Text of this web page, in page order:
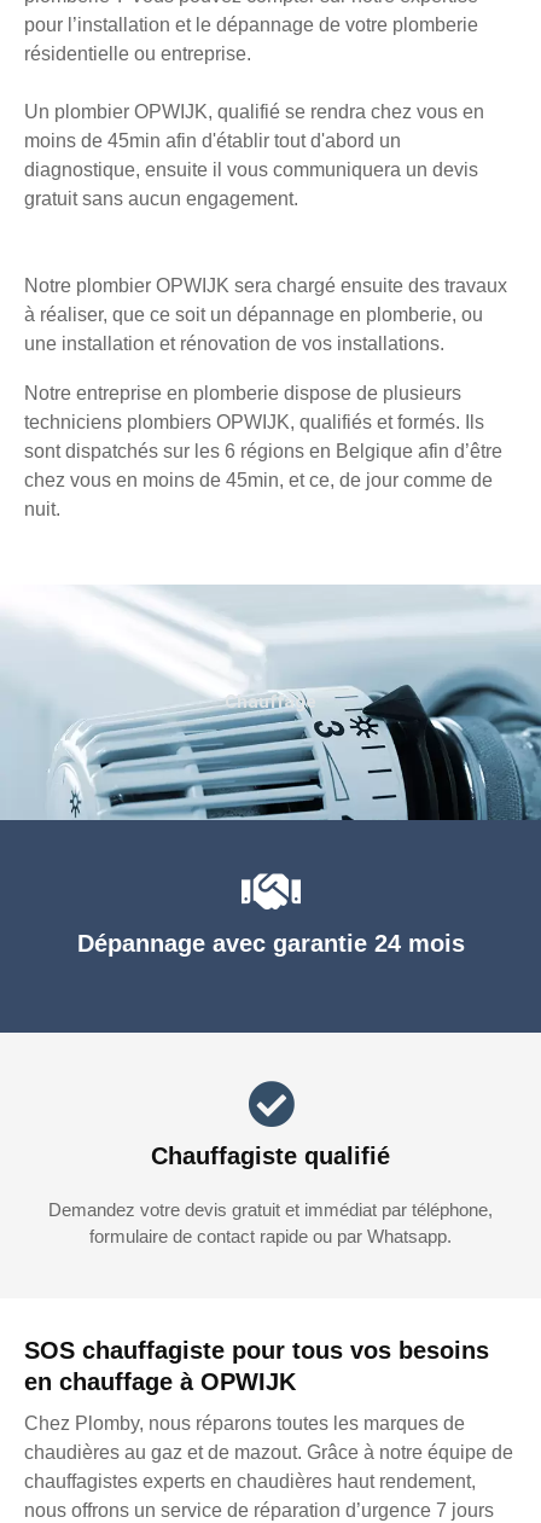
pour l’installation et le dépannage de votre plomberie
résidentielle ou entreprise.
Un plombier OPWIJK, qualifié se rendra chez vous en
moins de 45min afin d'établir tout d'abord un
diagnostique, ensuite il vous communiquera un devis
gratuit sans aucun engagement.
Notre plombier OPWIJK sera chargé ensuite des travaux
à réaliser, que ce soit un dépannage en plomberie, ou
une installation et rénovation de vos installations.
Notre entreprise en plomberie dispose de plusieurs
techniciens plombiers OPWIJK, qualifiés et formés. Ils
sont dispatchés sur les 6 régions en Belgique afin d’être
chez vous en moins de 45min, et ce, de jour comme de
nuit.
SOS chauffagiste pour tous vos besoins
en chauffage à OPWIJK
Chez Plomby, nous réparons toutes les marques de
chaudières au gaz et de mazout. Grâce à notre équipe de
chauffagistes experts en chaudières haut rendement,
nous offrons un service de réparation d’urgence 7 jours
Dépannage avec garantie 24 mois
Chauffagiste qualifié
Demandez votre devis gratuit et immédiat par téléphone,
formulaire de contact rapide ou par Whatsapp.
Chauffage